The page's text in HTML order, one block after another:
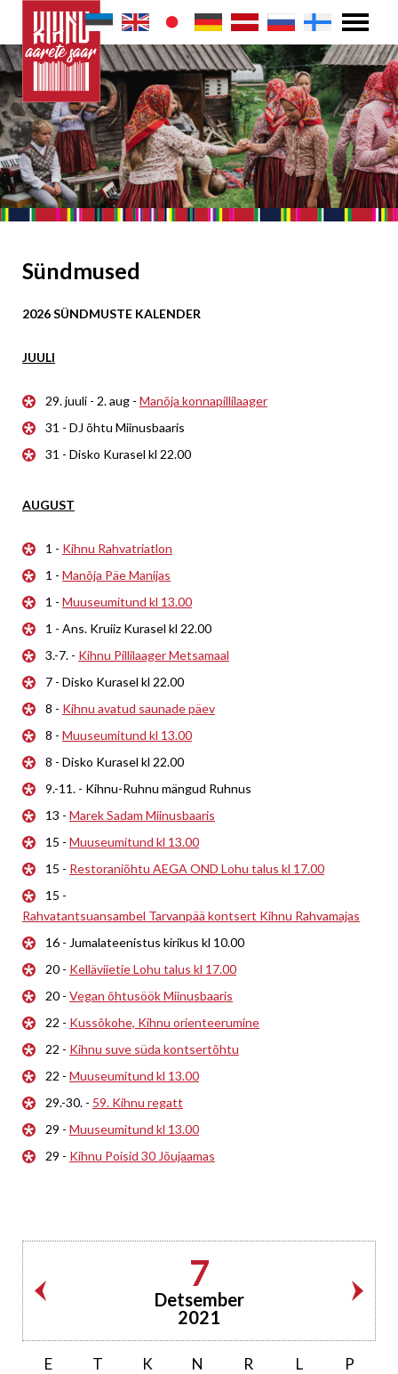
Sündmused
2026 SÜNDMUSTE KALENDER
JUULI
29. juuli - 2. aug - Manõja konnapillilaager
31 - DJ õhtu Miinusbaaris
31 - Disko Kurasel kl 22.00
AUGUST
1 - Kihnu Rahvatriatlon
1 - Manõja Päe Manijas
1 - Muuseumitund kl 13.00
1 - Ans. Kruiiz Kurasel kl 22.00
3.-7. - Kihnu Pillilaager Metsamaal
7 - Disko Kurasel kl 22.00
8 - Kihnu avatud saunade päev
8 - Muuseumitund kl 13.00
8 - Disko Kurasel kl 22.00
9.-11. - Kihnu-Ruhnu mängud Ruhnus
13 - Marek Sadam Miinusbaaris
15 - Muuseumitund kl 13.00
15 - Restoraniõhtu AEGA OND Lohu talus kl 17.00
15 -
Rahvatantsuansambel Tarvanpää kontsert Kihnu Rahvamajas
16 - Jumalateenistus kirikus kl 10.00
20 - Kelläviietie Lohu talus kl 17.00
20 - Vegan õhtusöök Miinusbaaris
22 - Kussõkohe, Kihnu orienteerumine
22 - Kihnu suve süda kontsertõhtu
22 - Muuseumitund kl 13.00
29.-30. - 59. Kihnu regatt
29 - Muuseumitund kl 13.00
29 - Kihnu Poisid 30 Jõujaamas
7
Detsember
2021
E T K N R L P